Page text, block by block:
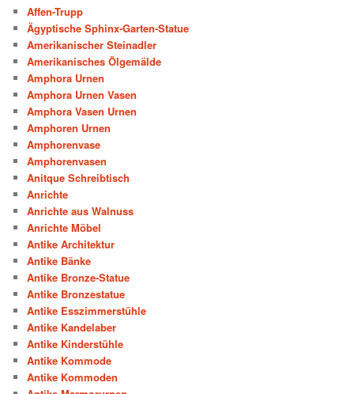
Affen-Trupp
Ägyptische Sphinx-Garten-Statue
Amerikanischer Steinadler
Amerikanisches Ölgemälde
Amphora Urnen
Amphora Urnen Vasen
Amphora Vasen Urnen
Amphoren Urnen
Amphorenvase
Amphorenvasen
Anitque Schreibtisch
Anrichte
Anrichte aus Walnuss
Anrichte Möbel
Antike Architektur
Antike Bänke
Antike Bronze-Statue
Antike Bronzestatue
Antike Esszimmerstühle
Antike Kandelaber
Antike Kinderstühle
Antike Kommode
Antike Kommoden